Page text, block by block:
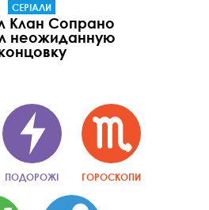
СЕРІАЛИ
Клан Сопрано
неожиданную
ПОДОРОЖІ ГОРОСКОПИ